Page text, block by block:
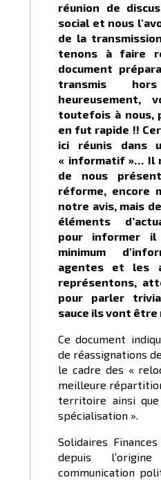
réunion de
social et nous
de la
tenons à faire
document
transmis
heureusement,
toutefois à nous,
en fut rapide !!
ici réunis dans
« informatif »… Il
de nous
réforme, encore
notre avis, mais
éléments
pour informer
minimum
agentes et les
représentons,
pour parler
sauce ils vont être
Ce document
de réassignations
le cadre des «
meilleure
territoire ainsi
spécialisation ».
Solidaires
depuis
communication